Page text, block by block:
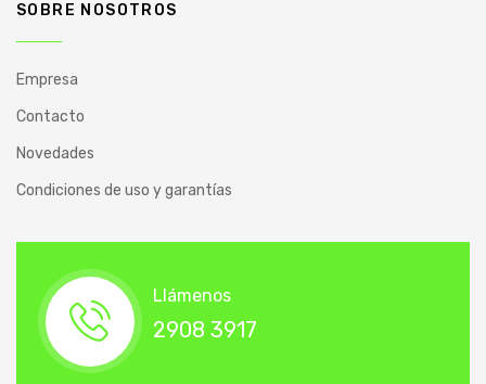
SOBRE NOSOTROS
Empresa
Contacto
Novedades
Condiciones de uso y garantías
Llámenos
2908 3917